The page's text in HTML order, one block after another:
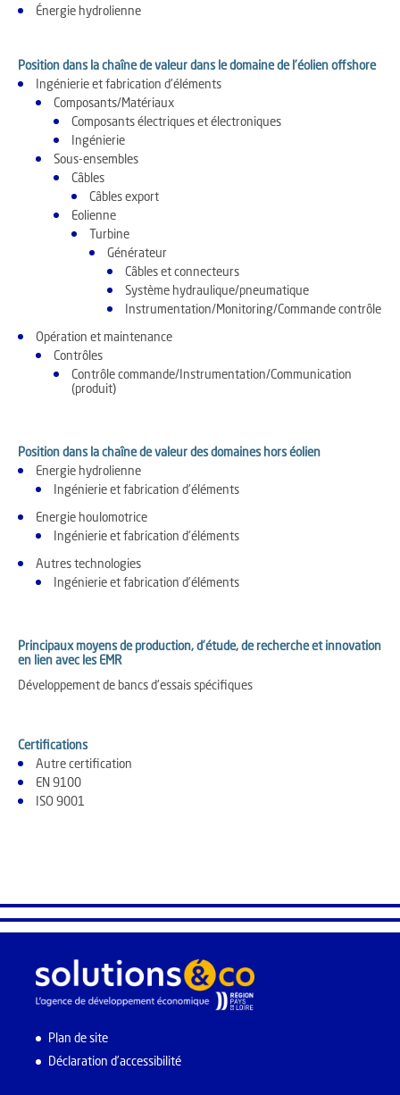
Énergie hydrolienne
Position dans la chaîne de valeur dans le domaine de l'éolien offshore
Ingénierie et fabrication d'éléments
Composants/Matériaux
Composants électriques et électroniques
Ingénierie
Sous-ensembles
Câbles
Câbles export
Eolienne
Turbine
Générateur
Câbles et connecteurs
Système hydraulique/pneumatique
Instrumentation/Monitoring/Commande contrôle
Opération et maintenance
Contrôles
Contrôle commande/Instrumentation/Communication
(produit)
Position dans la chaîne de valeur des domaines hors éolien
Energie hydrolienne
Ingénierie et fabrication d'éléments
Energie houlomotrice
Ingénierie et fabrication d'éléments
Autres technologies
Ingénierie et fabrication d'éléments
Principaux moyens de production, d'étude, de recherche et innovation
en lien avec les EMR
Développement de bancs d'essais spécifiques
Certifications
Autre certification
EN 9100
ISO 9001
Plan de site
Déclaration d’accessibilité